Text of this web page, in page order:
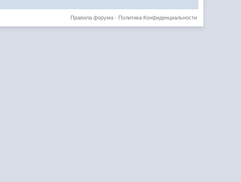
Политика Конфиденциальности
Правила форума·